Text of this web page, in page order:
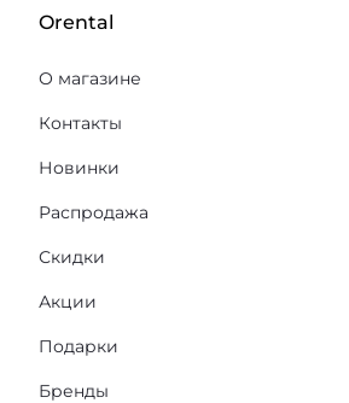
Orental
О магазине
Контакты
Новинки
Распродажа
Скидки
Акции
Подарки
Бренды